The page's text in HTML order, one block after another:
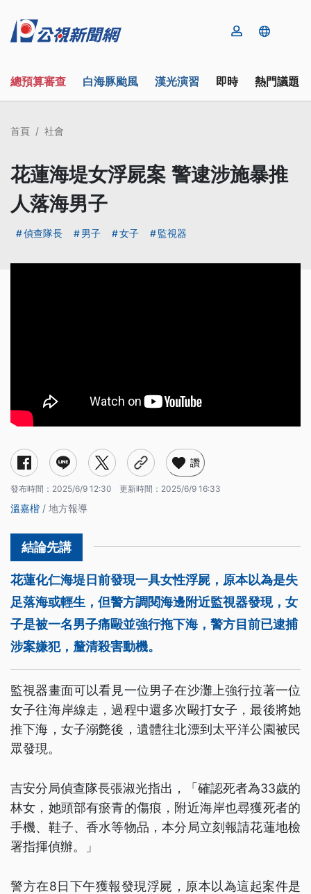
總預算審查 白海豚颱風 漢光演習 即時 熱門議題
首頁 社會
花蓮海堤女浮屍案 警逮涉施暴推
人落海男子
偵查隊長 男子 女子 監視器
讚
發布時間： 2025/6/9 12:30 更新時間： 2025/6/9 16:33
溫嘉楷 / 地方報導
花蓮化仁海堤日前發現一具女性浮屍，原本以為是失
足落海或輕生，但警方調閱海邊附近監視器發現，女
子是被一名男子痛毆並強行拖下海，警方目前已逮捕
涉案嫌犯，釐清殺害動機。
監視器畫面可以看見一位男子在沙灘上強行拉著一位
女子往海岸線走，過程中還多次毆打女子，最後將她
推下海，女子溺斃後，遺體往北漂到太平洋公園被民
眾發現。
吉安分局偵查隊長張淑光指出，「確認死者為33歲的
林女，她頭部有瘀青的傷痕，附近海岸也尋獲死者的
手機、鞋子、香水等物品，本分局立刻報請花蓮地檢
署指揮偵辦。」
警方在8日下午獲報發現浮屍，原本以為這起案件是